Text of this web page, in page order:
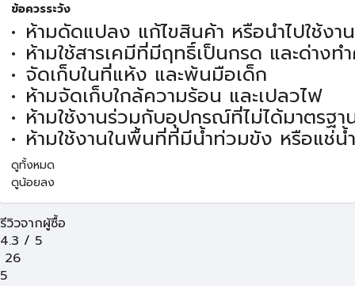
ข้อควรระวัง
ห้ามดัดแปลง แก้ไขสินค้า หรือนำไปใช้งา
ห้ามใช้สารเคมีที่มีฤทธิ์เป็นกรด และด่างท
จัดเก็บในที่แห้ง และพ้นมือเด็ก
ห้ามจัดเก็บใกล้ความร้อน และเปลวไฟ
ห้ามใช้งานร่วมกับอุปกรณ์ที่ไม่ได้มาตรฐา
ห้ามใช้งานในพื้นที่ที่มีน้ำท่วมขัง หรือแช่น้
ดูทั้งหมด
ดูน้อยลง
รีวิวจากผู้ซื้อ
4.3 / 5
26
5